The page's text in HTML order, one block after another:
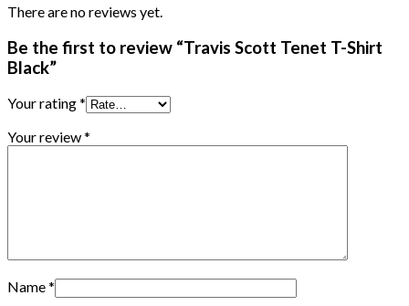
There are no reviews yet.
Be the first to review “Travis Scott Tenet T-Shirt
Black”
Your rating*
Your review*
Name*